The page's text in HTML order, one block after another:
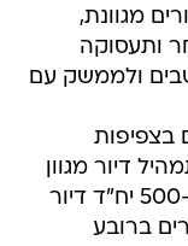
מגוונת,
ותעסוקה
ולממשק עם
למגורים בצפיפות
בתמהיל דיור מגוון
הכולל גם כ-4,800 דירות קטנות, כ-500 יח"ד דיור
המגורים ברובע